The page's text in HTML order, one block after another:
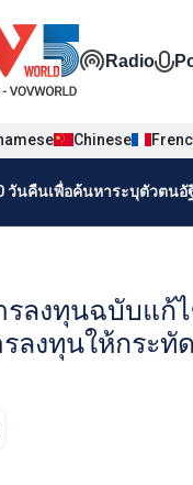
ĐaRadio
Chinese
tiếng Thái
วันคืนเพื่อค้นหาระบุตัวตน
Thái
ลงทุนฉบับแก้
ลงทุนให้กระทั